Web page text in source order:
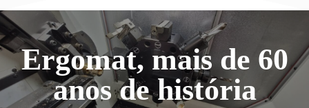
Ergomat, mais de 60
anos de história